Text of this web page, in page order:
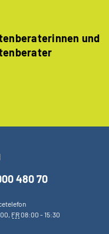
und
480 70
FR08:00 - 15:30